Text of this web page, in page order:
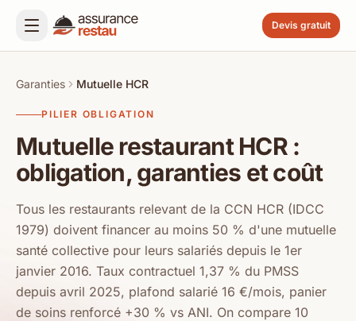
Devis gratuit
Garanties Mutuelle HCR
PILIER OBLIGATION
Mutuelle restaurant HCR :
obligation, garanties et coût
Tous les restaurants relevant de la CCN HCR (IDCC
1979) doivent financer au moins 50 % d'une mutuelle
santé collective pour leurs salariés depuis le 1er
janvier 2016. Taux contractuel 1,37 % du PMSS
depuis avril 2025, plafond salarié 16 €/mois, panier
de soins renforcé +30 % vs ANI. On compare 10